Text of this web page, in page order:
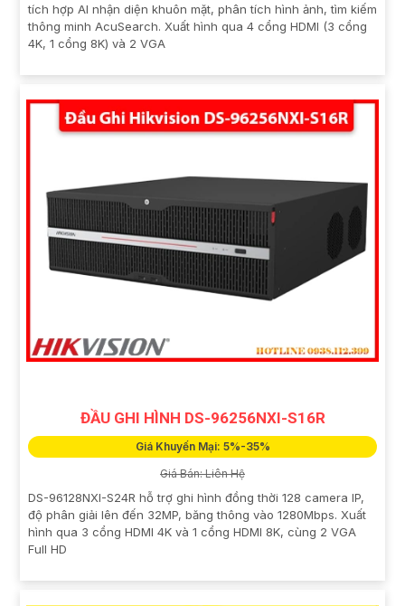
tích hợp AI nhận diện khuôn mặt, phân tích hình ảnh, tìm kiếm
thông minh AcuSearch. Xuất hình qua 4 cổng HDMI (3 cổng
4K, 1 cổng 8K) và 2 VGA
ĐẦU GHI HÌNH DS-96256NXI-S16R
Giá Khuyến Mại: 5%-35%
Giá Bán: Liên Hệ
DS-96128NXI-S24R hỗ trợ ghi hình đồng thời 128 camera IP,
độ phân giải lên đến 32MP, băng thông vào 1280Mbps. Xuất
hình qua 3 cổng HDMI 4K và 1 cổng HDMI 8K, cùng 2 VGA
Full HD